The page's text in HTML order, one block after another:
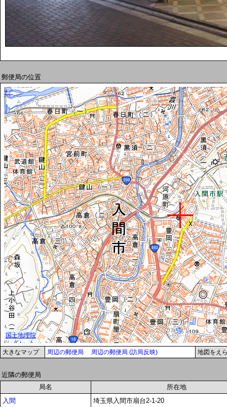
郵便局の位置
大きなマップ 周辺の郵便局 周辺の郵便局 (訪局反映) 地図をえ
近隣の郵便局
局名
所在地
入間
埼玉県入間市扇台2-1-20